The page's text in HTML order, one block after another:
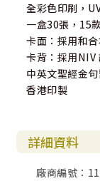
全彩色印刷，
一盒30張，15
卡面：採用和
卡背：採用NIV
中英文聖經金
香港印製
詳細資料
廠商編號：